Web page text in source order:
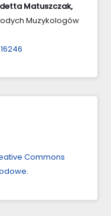
Matuszczak,
Muzykologów
Commons
.